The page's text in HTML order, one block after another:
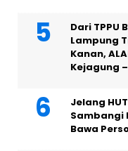
Dari TPPU
Lampung
Kanan,
Kejagung –
Jelang
Sambangi
Bawa